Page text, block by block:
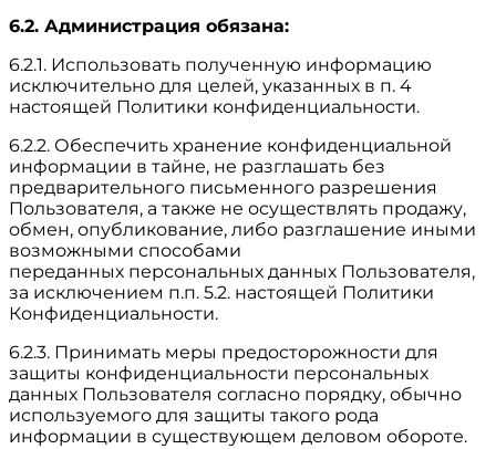
6.2. Администрация обязана:
6.2.1. Использовать полученную информацию
исключительно для целей, указанных в п. 4
настоящей Политики конфиденциальности.
6.2.2. Обеспечить хранение конфиденциальной
информации в тайне, не разглашать без
предварительного письменного разрешения
Пользователя, а также не осуществлять продажу,
обмен, опубликование, либо разглашение иными
возможными способами
переданных персональных данных Пользователя,
за исключением п.п. 5.2. настоящей Политики
Конфиденциальности.
6.2.3. Принимать меры предосторожности для
защиты конфиденциальности персональных
данных Пользователя согласно порядку, обычно
используемого для защиты такого рода
информации в существующем деловом обороте.